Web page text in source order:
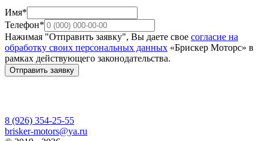
Имя*
Телефон*
Нажимая "Отправить заявку", Вы даете свое согласие на
обработку своих персональных данных «Брискер Моторс» в
рамках действующего законодательства.
Отправить заявку
8 (926) 354-25-55
brisker-motors@ya.ru